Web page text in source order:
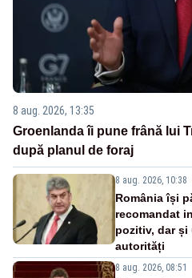
8 aug. 2026, 13:35
Groenlanda îi pune frână lui
după planul de foraj
8 aug. 2026, 10:38
România își
recomandat
pozitiv, dar și
autorități
8 aug. 2026, 08:51